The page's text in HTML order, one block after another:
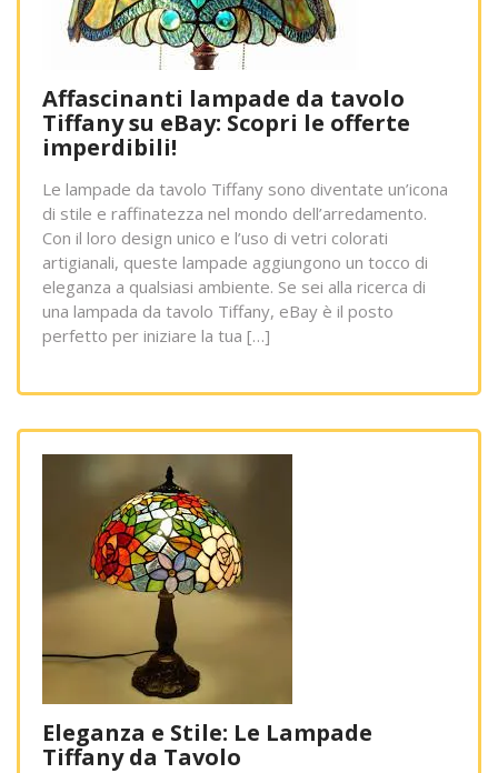
Affascinanti lampade da tavolo
Tiffany su eBay: Scopri le offerte
imperdibili!
Le lampade da tavolo Tiffany sono diventate un’icona
di stile e raffinatezza nel mondo dell’arredamento.
Con il loro design unico e l’uso di vetri colorati
artigianali, queste lampade aggiungono un tocco di
eleganza a qualsiasi ambiente. Se sei alla ricerca di
una lampada da tavolo Tiffany, eBay è il posto
perfetto per iniziare la tua […]
Eleganza e Stile: Le Lampade
Tiffany da Tavolo